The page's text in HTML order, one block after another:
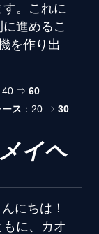
。これに
進めるこ
を作り出
40 ⇒ 60
ス ：20 ⇒ 30
イヘ
にちは！
に、カオ